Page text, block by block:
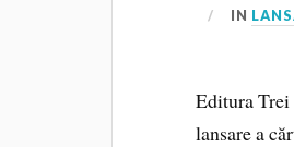
IN
Editura Trei
lansare a